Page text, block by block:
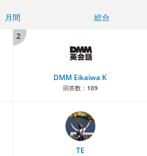
月間
総合
2
DMM Eikaiwa K
回答数： 109
TE